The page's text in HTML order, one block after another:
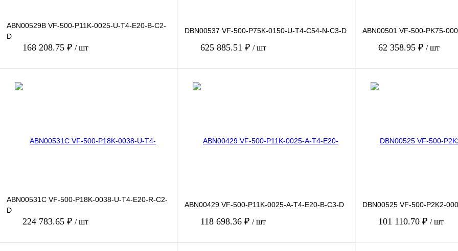
ABN00529B VF-500-P11K-0025-U-T4-E20-B-C2-
D
168 208.75 ₽ / шт
DBN00537 VF-500-P75K-0150-U-T4-C54-N-C3-D
625 885.51 ₽ / шт
ABN00501 VF-500-PK75-
62 358.95 ₽ / шт
ABN00531C VF-500-P18K-0038-U-T4-E20-R-C2-
D
224 783.65 ₽ / шт
ABN00429 VF-500-P11K-0025-A-T4-E20-B-C3-D
118 698.36 ₽ / шт
DBN00525 VF-500-P2K2-
101 110.70 ₽ / шт